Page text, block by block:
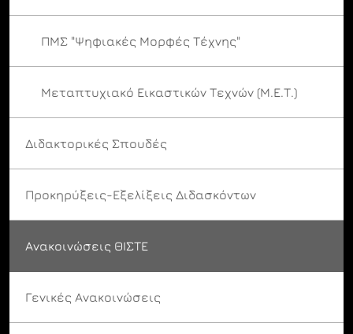
ΠΜΣ "Ψηφιακές Μορφές Τέχνης"
Μεταπτυχιακό Εικαστικών Τεχνών (Μ.Ε.Τ.)
Διδακτορικές Σπουδές
Προκηρύξεις-Εξελίξεις Διδασκόντων
Ανακοινώσεις ΘΙΣΤΕ
Γενικές Ανακοινώσεις